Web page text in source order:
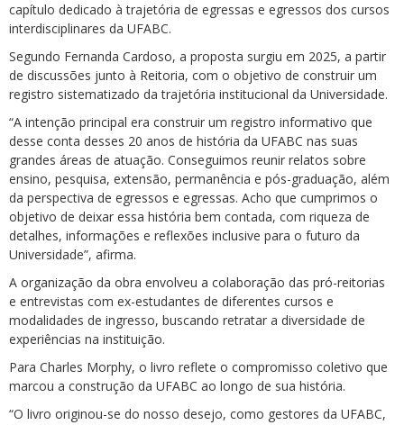
capítulo dedicado à trajetória de egressas e egressos dos cursos
interdisciplinares da UFABC.
Segundo Fernanda Cardoso, a proposta surgiu em 2025, a partir
de discussões junto à Reitoria, com o objetivo de construir um
registro sistematizado da trajetória institucional da Universidade.
“A intenção principal era construir um registro informativo que
desse conta desses 20 anos de história da UFABC nas suas
grandes áreas de atuação. Conseguimos reunir relatos sobre
ensino, pesquisa, extensão, permanência e pós-graduação, além
da perspectiva de egressos e egressas. Acho que cumprimos o
objetivo de deixar essa história bem contada, com riqueza de
detalhes, informações e reflexões inclusive para o futuro da
Universidade”, afirma.
A organização da obra envolveu a colaboração das pró-reitorias
e entrevistas com ex-estudantes de diferentes cursos e
modalidades de ingresso, buscando retratar a diversidade de
experiências na instituição.
Para Charles Morphy, o livro reflete o compromisso coletivo que
marcou a construção da UFABC ao longo de sua história.
“O livro originou-se do nosso desejo, como gestores da UFABC,